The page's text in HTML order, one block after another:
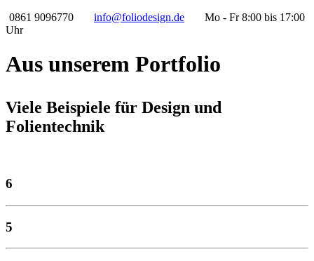
0861 9096770
info@foliodesign.de
Mo - Fr 8:00 bis 17:00
Uhr
Aus unserem Portfolio
Viele Beispiele für Design und
Folientechnik
6
5